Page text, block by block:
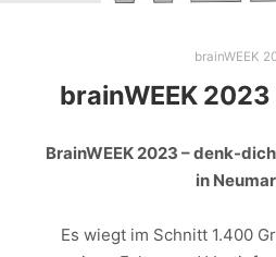
brainWEEK
brainWEEK
BrainWEEK 2023 – denk-
in
Es wiegt im Schnitt 1.400